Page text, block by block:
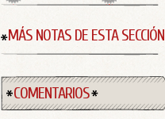
MÁS NOTAS DE ESTA SECCIÓN
COMENTARIOS